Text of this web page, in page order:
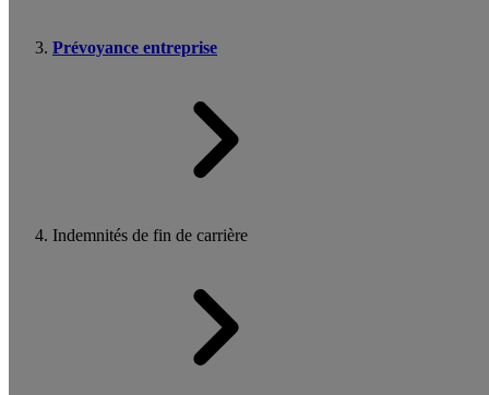
Prévoyance entreprise
Indemnités de fin de carrière